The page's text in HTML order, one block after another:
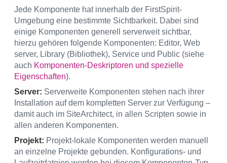
Jede Komponente hat innerhalb der FirstSpirit-
Umgebung eine bestimmte Sichtbarkeit. Dabei sind
einige Komponenten generell serverweit sichtbar,
hierzu gehören folgende Komponenten: Editor, Web
server, Library (Bibliothek), Service und Public (siehe
auch Komponenten-Deskriptoren und spezielle
Eigenschaften).
Server: Serverweite Komponenten stehen nach ihrer
Installation auf dem kompletten Server zur Verfügung –
damit auch im SiteArchitect, in allen Scripten sowie in
allen anderen Komponenten.
Projekt: Projekt-lokale Komponenten werden manuell
an einzelne Projekte gebunden. Konfigurations- und